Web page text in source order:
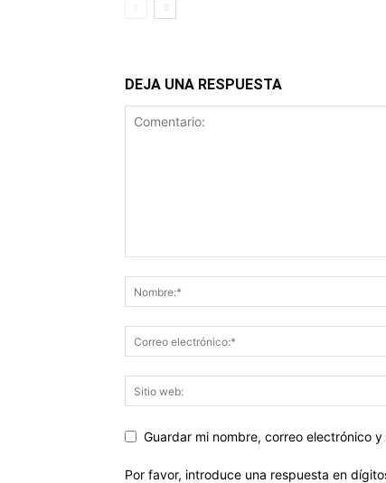
DEJA UNA RESPUESTA
Guardar mi nombre, correo electrónico
Por favor, introduce una respuesta en